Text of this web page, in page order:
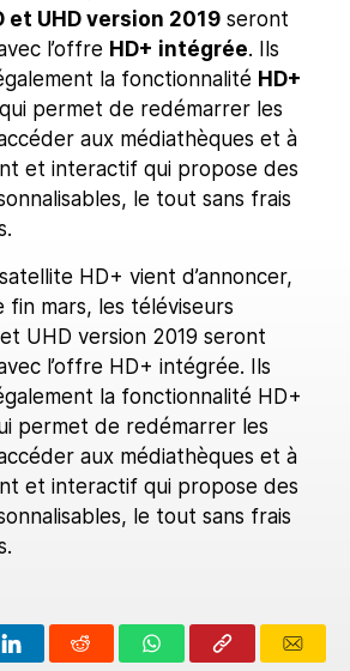
et UHD version 2019 seront
l’offre HD+ intégrée. Ils
la fonctionnalité HD+
permet de redémarrer les
aux médiathèques et à
et interactif qui propose des
le tout sans frais
HD+ vient d’annoncer,
fin mars, les téléviseurs
UHD version 2019 seront
l’offre HD+ intégrée. Ils
la fonctionnalité HD+
permet de redémarrer les
aux médiathèques et à
et interactif qui propose des
le tout sans frais